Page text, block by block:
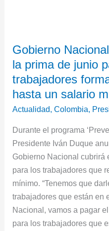
Gobierno
la prima de junio
trabajadores
hasta un salario
Actualidad,Colombia,
Durante el programa
Presidente Iván Duque
Gobierno Nacional cubrirá
para los trabajadores que
mínimo. “Tenemos que
trabajadores que están en
Nacional, vamos a pagar
para los trabajadores que
pagará
el
50%
de
de
junio
para
los
trabajadores
formales
que
ganan